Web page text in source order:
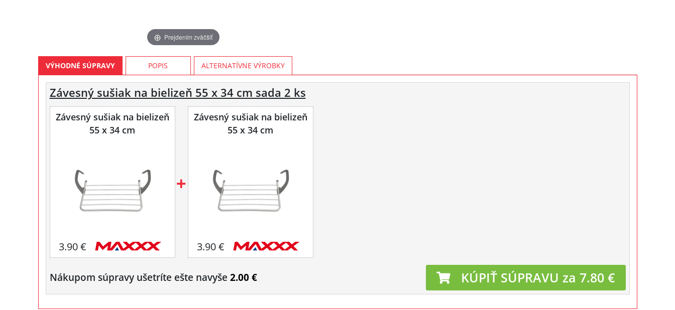
Prejdením zväčšiť
VÝHODNÉ SÚPRAVY POPIS ALTERNATÍVNE VÝROBKY
Závesný sušiak na bielizeň 55 x 34 cm sada 2 ks
Závesný sušiak na bielizeň
55 x 34 cm
3.90 €
Závesný sušiak na bielizeň
55 x 34 cm
3.90 €
Nákupom súpravy ušetríte ešte navyše 2.00 € KÚPIŤ SÚPRAVU za 7.80 €